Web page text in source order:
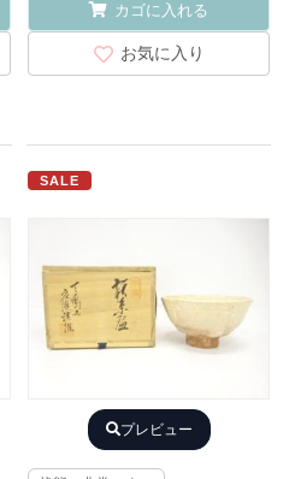
カゴに入れる
お気に入り
SALE
プレビュー